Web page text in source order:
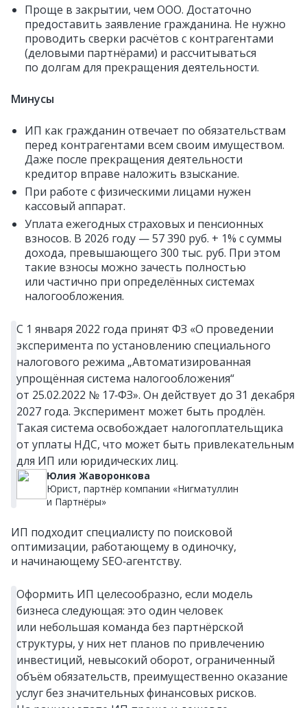
Проще в закрытии, чем ООО. Достаточно
предоставить заявление гражданина. Не нужно
проводить сверки расчётов с контрагентами
(деловыми партнёрами) и рассчитываться
по долгам для прекращения деятельности.
Минусы
ИП как гражданин отвечает по обязательствам
перед контрагентами всем своим имуществом.
Даже после прекращения деятельности
кредитор вправе наложить взыскание.
При работе с физическими лицами нужен
кассовый аппарат.
Уплата ежегодных страховых и пенсионных
взносов. В 2026 году — 57 390 руб. + 1% с суммы
дохода, превышающего 300 тыс. руб. При этом
такие взносы можно зачесть полностью
или частично при определённых системах
налогообложения.
С 1 января 2022 года принят ФЗ «О проведении
эксперимента по установлению специального
налогового режима „Автоматизированная
упрощённая система налогообложения“
от 25.02.2022 № 17‑ФЗ». Он действует до 31 декабря
2027 года. Эксперимент может быть продлён.
Такая система освобождает налогоплательщика
от уплаты НДС, что может быть привлекательным
для ИП или юридических лиц.
Юлия Жаворонкова
Юрист, партнёр компании «Нигматуллин
и Партнёры»
ИП подходит специалисту по поисковой
оптимизации, работающему в одиночку,
и начинающему SEO‑агентству.
Оформить ИП целесообразно, если модель
бизнеса следующая: это один человек
или небольшая команда без партнёрской
структуры, у них нет планов по привлечению
инвестиций, невысокий оборот, ограниченный
объём обязательств, преимущественно оказание
услуг без значительных финансовых рисков.